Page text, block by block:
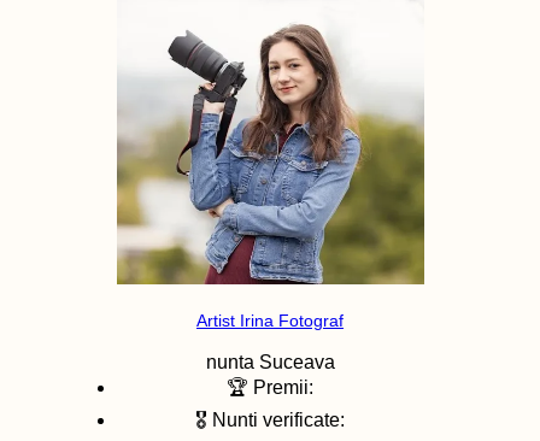
Artist Irina Fotograf
nunta Suceava
🏆 Premii:
🎖️ Nunti verificate: